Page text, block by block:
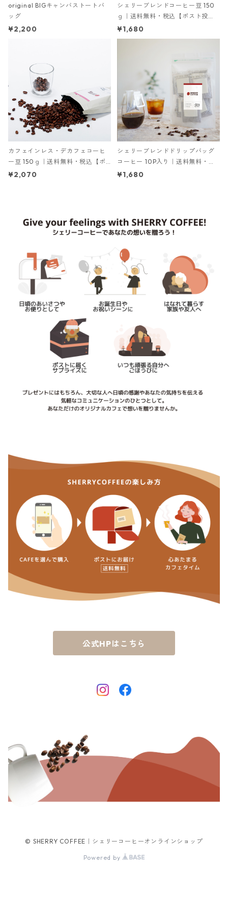
original BIGキャンバストートバ
ッグ
¥2,200
シェリーブレンドコーヒー豆 150
ｇ｜送料無料・税込【ポスト投
函】
¥1,680
カフェインレス・デカフェコーヒ
ー豆 150ｇ｜送料無料・税込【ポ
スト投函】
¥2,070
シェリーブレンドドリップバッグ
コーヒー 10P入り｜送料無料・税
込【ポスト投函】
¥1,680
公式HPはこちら
© SHERRY COFFEE｜シェリーコーヒーオンラインショップ
Powered by